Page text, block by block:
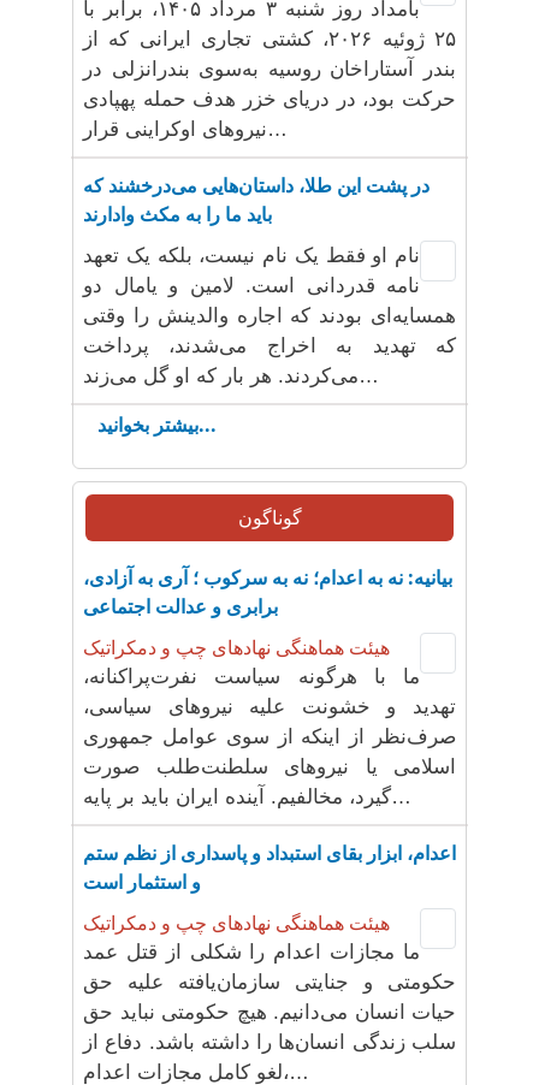
بامداد روز شنبه ۳ مرداد ۱۴۰۵، برابر با
۲۵ ژوئیه ۲۰۲۶، کشتی تجاری ایرانی که از
بندر آستاراخان روسیه به‌سوی بندرانزلی در
حرکت بود، در دریای خزر هدف حمله پهپادی
نیروهای اوکراینی قرار…
در پشت این طلا، داستان‌هایی می‌درخشند که
باید ما را به مکث وادارند
نام او فقط یک نام نیست، بلکه یک تعهد
نامه قدردانی است. لامین و یامال دو
همسایه‌ای بودند که اجاره والدینش را وقتی
که تهدید به اخراج می‌شدند، پرداخت
می‌کردند. هر بار که او گل می‌زند…
بیشتر بخوانید...
گوناگون
بیانیه: نه به اعدام؛ نه به سرکوب ؛ آری به آزادی،
برابری و عدالت اجتماعی
هیئت هماهنگی نهادهای چپ و دمکراتیک
ما با هرگونه سیاست نفرت‌پراکنانه،
تهدید و خشونت علیه نیروهای سیاسی،
صرف‌نظر از اینکه از سوی عوامل جمهوری
اسلامی یا نیروهای سلطنت‌طلب صورت
گیرد، مخالفیم. آینده ایران باید بر پایه…
اعدام، ابزار بقای استبداد و پاسداری از نظم ستم
و استثمار است
هیئت هماهنگی نهادهای چپ و دمکراتیک
ما مجازات اعدام را شکلی از قتل عمد
حکومتی و جنایتی سازمان‌یافته علیه حق
حیات انسان می‌دانیم. هیچ حکومتی نباید حق
سلب زندگی انسان‌ها را داشته باشد. دفاع از
لغو کامل مجازات اعدام،…